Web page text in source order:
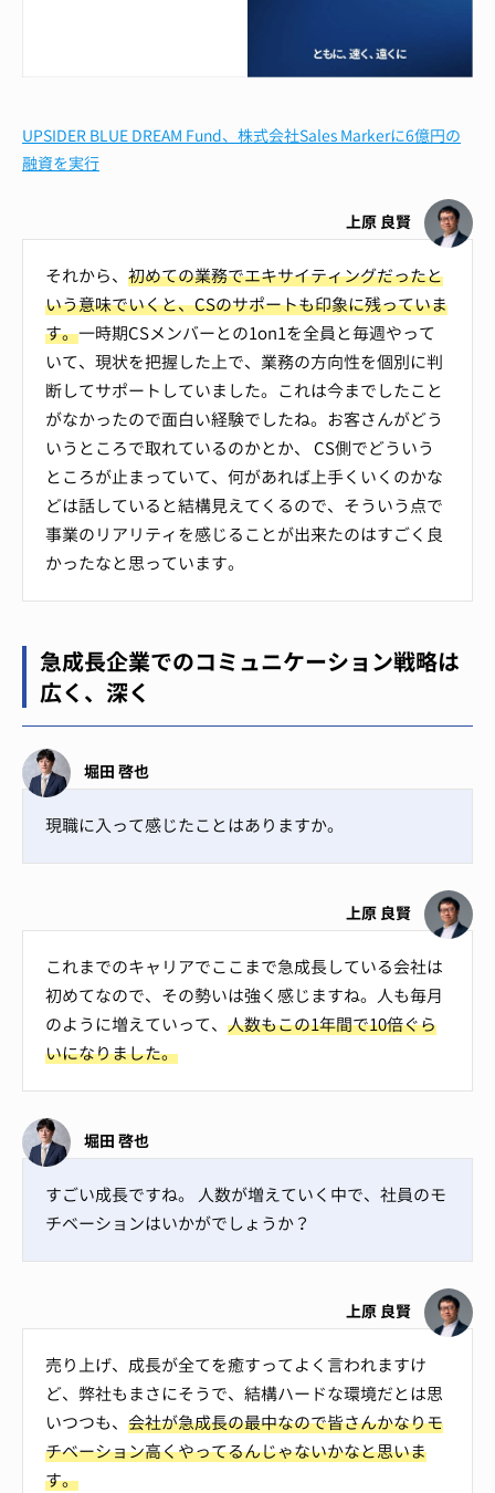
UPSIDER BLUE DREAM Fund、株式会社Sales Markerに6億円の
融資を実行
上原 良賢
それから、 初めての業務でエキサイティングだったと
いう意味でいくと、CSのサポートも印象に残っていま
す。一時期CSメンバーとの1on1を全員と毎週やって
いて、現状を把握した上で、業務の方向性を個別に判
断してサポートしていました。これは今までしたこと
がなかったので面白い経験でしたね。お客さんがどう
いうところで取れているのかとか、 CS側でどういう
ところが止まっていて、何があれば上手くいくのかな
どは話していると結構見えてくるので、そういう点で
事業のリアリティを感じることが出来たのはすごく良
かったなと思っています。
急成長企業でのコミュニケーション戦略は
広く、深く
堀田 啓也
現職に入って感じたことはありますか。
上原 良賢
これまでのキャリアでここまで急成長している会社は
初めてなので、その勢いは強く感じますね。人も毎月
のように増えていって、 人数もこの1年間で10倍ぐら
いになりました。
堀田 啓也
すごい成長ですね。 人数が増えていく中で、社員のモ
チベーションはいかがでしょうか？
上原 良賢
売り上げ、成長が全てを癒すってよく言われますけ
ど、弊社もまさにそうで、結構ハードな環境だとは思
いつつも、 会社が急成長の最中なので皆さんかなりモ
チベーション高くやってるんじゃないかなと思いま
す。